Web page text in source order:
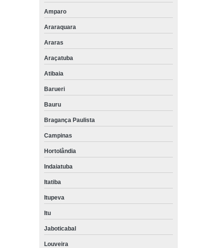
Amparo
Araraquara
Araras
Araçatuba
Atibaia
Barueri
Bauru
Bragança Paulista
Campinas
Hortolândia
Indaiatuba
Itatiba
Itupeva
Itu
Jaboticabal
Louveira